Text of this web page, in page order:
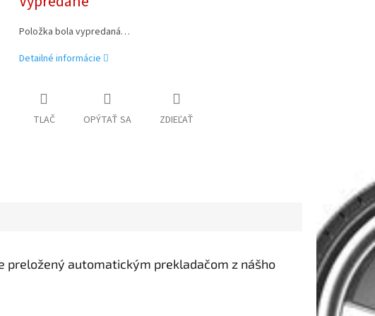
Položka bola vypredaná…
Detailné informácie
TLAČ OPÝTAŤ SA ZDIEĽAŤ